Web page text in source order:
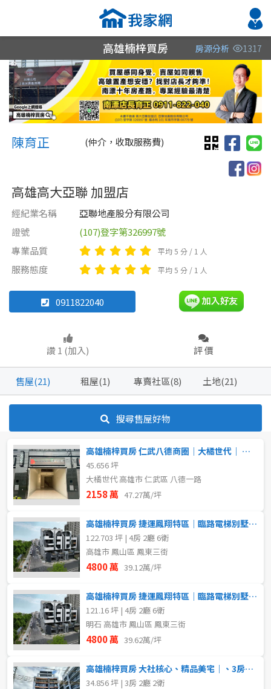
縣市
不限
區域
不限
不拘 公寓 電梯大樓
別墅 透天厝 店面
不拘
20坪以下
20~30 坪 30~40 坪
50~60 坪
80坪以上
~
樓層
不拘
1樓
3樓 4樓
5~10樓 11~20樓
縣市
不限
屏東縣
區域
不限
縣市
不限
區域
不限
不拘 店面
坪數
~ 坪
~
不拘
租金(元)
高雄楠梓買房 房源分析 1317
陳育正 陳育正
陳育正 (仲介，收取服務費)
高雄高大亞聯 加盟店
經紀業名稱
亞聯地產股分有限公司
證號
(107)登字第326997號
專業品質
平均 5 分 / 1 人
服務態度 平均 5 分 / 1 人
0911822040
讚 1 (加入) 評 價
售屋(21) 租屋(1) 專賣社區(8) 土地(21)
搜尋售屋好物
高雄楠梓買房 仁武八德商圈｜大橘世代｜ 挑高金店面＋平車
45.656 坪
大橘世代 高雄市 仁武區 八德一路
2158 萬 47.27萬/坪
高雄楠梓買房 捷運鳳翔特區｜臨路電梯別墅｜寬6米2五車雙主臥
122.703 坪 | 4房 2廳 6衛
高雄市 鳳山區 鳳東三街
4800 萬 39.12萬/坪
高雄楠梓買房 捷運鳳翔特區｜臨路電梯別墅｜ 寬6米2五車雙主臥
121.16 坪 | 4房 2廳 6衛
明石 高雄市 鳳山區 鳳東三街
4800 萬 39.62萬/坪
高雄楠梓買房 大社核心、精品美宅｜、3房+平車、輕鬆成家首
34.856 坪 | 3房 2廳 2衛